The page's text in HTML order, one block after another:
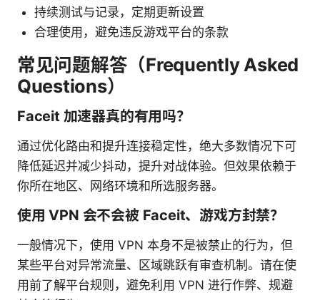
持续测试与记录，定期更新设置
合理使用，避免违反游戏平台的条款
常见问题解答（Frequently Asked
Questions）
Faceit 加速器真的有用吗？
通过优化路由和提升连接稳定性，绝大多数情况下可
降低延迟并减少抖动，提升对战体验。但效果依赖于
你所在地区、网络环境和所选服务器。
使用 VPN 会不会被 Faceit、游戏方封禁？
一般情况下，使用 VPN 本身不是被禁止的行为，但
某些平台对异常流量、区域跳跃有审查机制。请在使
用前了解平台规则，避免利用 VPN 进行作弊、规避